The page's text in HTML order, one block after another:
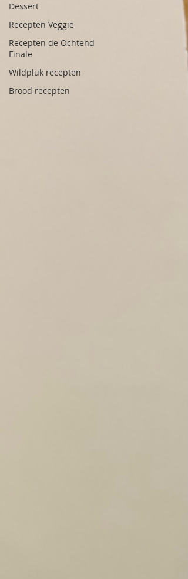
Dessert
Recepten Veggie
Recepten de Ochtend
Finale
Wildpluk recepten
Brood recepten